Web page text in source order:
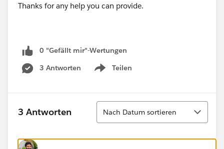
Thanks for any help you can provide.
0 "Gefällt mir"-Wertungen
3 Antworten
Teilen
Show menu
3 Antworten
Sortieren
Nach Datum sortieren